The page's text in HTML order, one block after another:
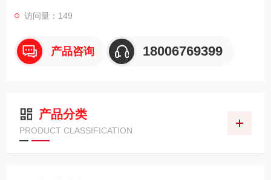
访问量：149
产品咨询 18006769399
产品分类
PRODUCT CLASSIFICATION